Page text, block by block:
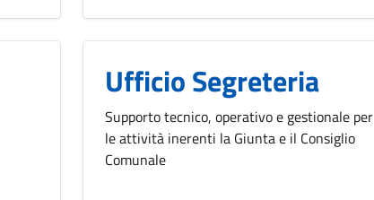
Ufficio Segreteria
Supporto tecnico, operativo e gestionale per
le attività inerenti la Giunta e il Consiglio
Comunale